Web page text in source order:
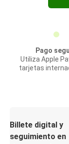
Pago
Utiliza Apple
tarjetas
Billete digital y
seguimiento en